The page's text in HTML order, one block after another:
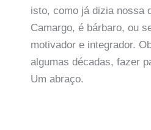
isto, como já dizia nossa
Camargo, é bárbaro, ou
motivador e integrador.
algumas décadas, fazer
Um abraço.